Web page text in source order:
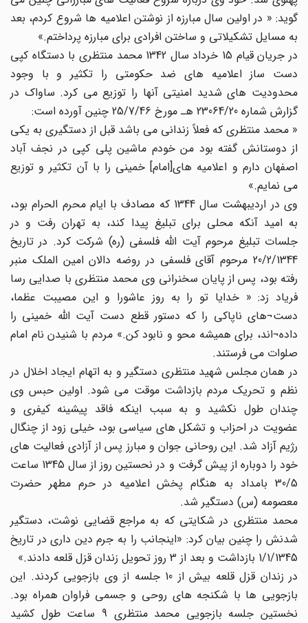
گوید: « در اولین سال مبارزه از نوشتن اعلامیه ها شروع کردم، بعد
به مسایل تشکیلاتی و ساختن افرادی برای مبارزه پرداختم.»
در جریان قیام 15 خرداد سال 1342 محمد منتظری با دستگاه کپی
دست ساز اعلامیه های ضد حکومتی را تکثیر و با وجود
محدودیت های شدید امنیتی آنها را توزیع می کرد. ساواک در
گزارش شماره 23064/20 هـ مورخ 25/7/46 چنین آورده است:
« محمد منتظری که فعلاً زندانی می باشد قبل از دستگیری به یکی
از دوستانش گفته بود من خودم ماشین پلی کپی در نجف آباد
اصفهان دارم و اعلامیه های[امام] خمینی را با آن تکثیر و توزیع
می نمایم.»
وی در اردیبهشت سال 1344 که مصادف با ایام محرم الحرام بود،
به امید آنکه محلی برای تبلیغ پیدا کند، به تهران رفت و در
جلسات تبلیغ مرحوم آیت الله فلسفی (ره) شرکت کرد. در تاریخ
20/2/1344 مرحوم آقای فلسفی در روضه دالان امین الملک منبر
رفته بود، پس از پایان سخنرانی وی محمد منتظری با صدایی رسا
فریاد زد: « خدایا تو را به روز عاشورا و این مصیبت عظما،
دست¬های ناپاکی را که دستور قطع دست آیت الله خمینی را
داده¬اند، برای همیشه محو و نابود کن.» مردم با شنیدن نام امام
صلوات می فرستند.
در همان مجلس شهید منتظری دستگیر و به اتهام ایجاد اخلال در
نظم و تحریک مردم بازداشت موقت می شود. اولین حبس وی
چندان طول نکشید و به سبب اینکه فاقد پیشینه کیفری و
عضویت در احزاب و تشکل های سیاسی بود، خیلی زود از چنگال
رژیم آزاد شد. این روحانی جوان و مبارز پس از آزادی فعالیت های
خود را دوباره از پیش گرفت و در نحستین روز از سال 1345 ساعت
30/5 بامداد به هنگام پخش اعلامیه در حرم مطهر حضرت
معصومه (س) دستگیر شد.
محمد منتظری در شکایتی که به مراجع قضایی نوشت، دستگیر
شدنش را چنین بیان کرد: «اینجانب را به جرم دین داری در تاریخ
1/1/1345 بازداشت و بعد از 3 روز تحویل زندان قزل قلعه دادند.»
در زندان قزل قلعه بیش از 10 جلسه از وی بازجویی کردند. این
بازجویی ها با شکنجه های روحی و جسمی فراوان همراه بود.
نخستین جلسه بازجویی محمد منتظری 9 ساعت طول کشید